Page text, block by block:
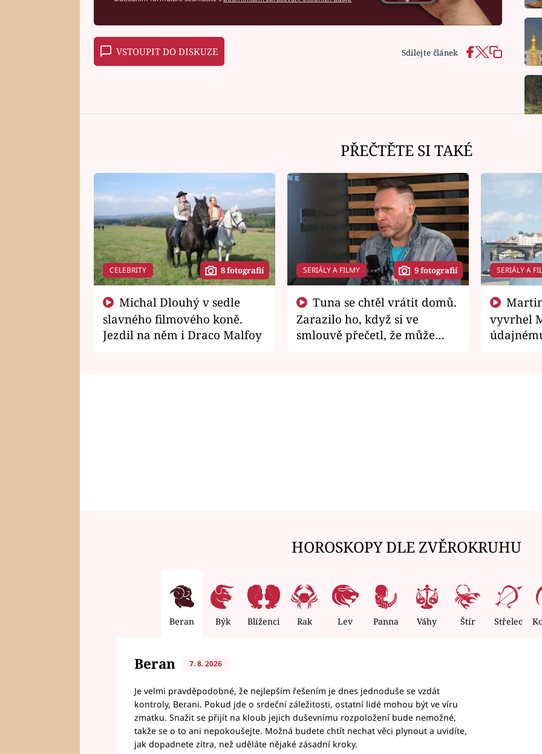
VSTOUPIT DO DISKUZE Sdílejte článek
PŘEČTĚTE SI TAKÉ
CELEBRITY 8 fotografií
slavného filmového koně.
Jezdil na něm i Draco Malfoy
SERIÁLY A FILMY 9 fotografií
Zarazilo ho, když si ve
smlouvě přečetl, že může
SERIÁLY A
vyvrhel
HOROSKOPY DLE ZVĚROKRUHU
Beran Býk Blíženci Rak Lev Panna Váhy Štír Střelec
Beran 7. 8. 2026
Je velmi pravděpodobné, že nejlepším řešením je dnes jednoduše se vzdát
kontroly, Berani. Pokud jde o srdeční záležitosti, ostatní lidé mohou být ve víru
zmatku. Snažit se přijít na kloub jejich duševnímu rozpoložení bude nemožné,
takže se o to ani nepokoušejte. Možná budete chtít nechat věci plynout a uvidíte,
jak dopadnete zítra, než uděláte nějaké zásadní kroky.